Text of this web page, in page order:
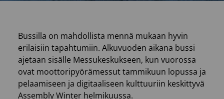
Bussilla on mahdollista mennä mukaan hyvin
erilaisiin tapahtumiin. Alkuvuoden aikana bussi
ajetaan sisälle Messukeskukseen, kun vuorossa
ovat moottoripyörämessut tammikuun lopussa ja
pelaamiseen ja digitaaliseen kulttuuriin keskittyvä
Assembly Winter helmikuussa.